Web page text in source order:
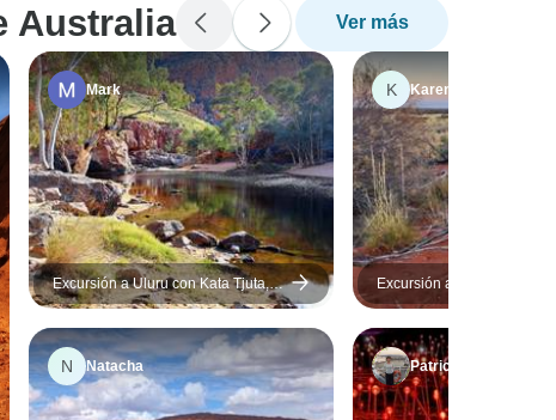
fueron
la hoguera de
la mejor
sensación
con muchos
esta
Australia Ver más
Mark
Excursión a Uluru con Kata Tjuta,
Kings Canyon y las cordilleras
MacDonnell (desde Alice Springs)
N Natacha
K Karen
Excursión a Uluru con
Kings Canyon - Tienda
(de Alice Springs a Alice
Patricia